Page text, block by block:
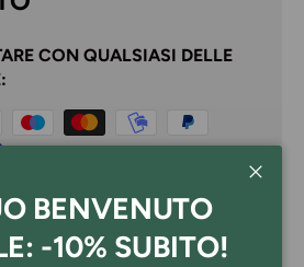
CON QUALSIASI DELLE
sarà elaborato dal nostro
la sicurezza delle transazioni.
dati delle tue carte.
BENVENUTO
-10% SUBITO!